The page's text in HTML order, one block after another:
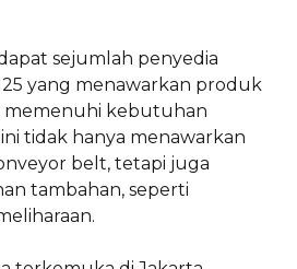
sejumlah penyedia
yang menawarkan produk
kebutuhan
tidak hanya menawarkan
belt, tetapi juga
tambahan, seperti